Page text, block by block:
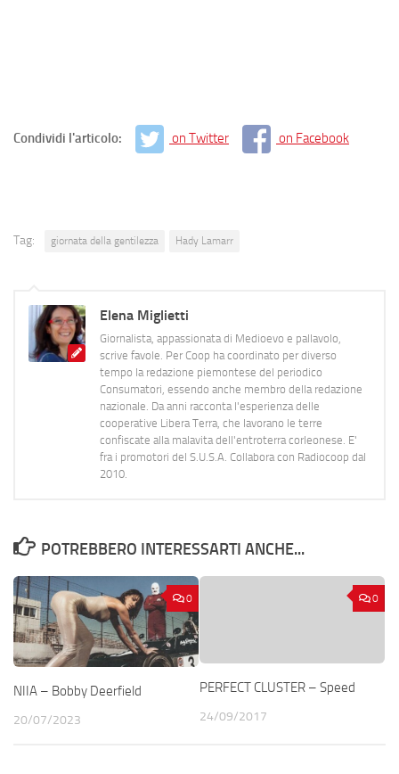
Condividi l'articolo: on Twitter on Facebook
Tag: giornata della gentilezza Hady Lamarr
Elena Miglietti
Giornalista, appassionata di Medioevo e pallavolo,
scrive favole. Per Coop ha coordinato per diverso
tempo la redazione piemontese del periodico
Consumatori, essendo anche membro della redazione
nazionale. Da anni racconta l'esperienza delle
cooperative Libera Terra, che lavorano le terre
confiscate alla malavita dell'entroterra corleonese. E'
fra i promotori del S.U.S.A. Collabora con Radiocoop dal
2010.
POTREBBERO INTERESSARTI ANCHE...
0
NIIA – Bobby Deerfield
20/07/2023
0
PERFECT CLUSTER – Speed
24/09/2017